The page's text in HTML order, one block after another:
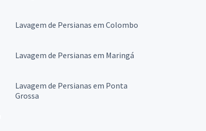
Lavagem de Persianas em Colombo
Lavagem de Persianas em Maringá
Lavagem de Persianas em Ponta
Grossa